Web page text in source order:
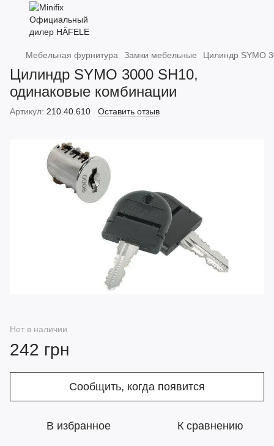
Мебельная фурнитура Замки мебельные Цилиндр SYMO
Цилиндр SYMO 3000 SH10,
одинаковые комбинации
Артикул: 210.40.610 Оставить отзыв
Нет в наличии
242 грн
Сообщить, когда появится
В избранное К сравнению